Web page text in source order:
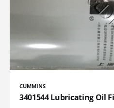
CUMMINS
3401544 Lubricating Oil